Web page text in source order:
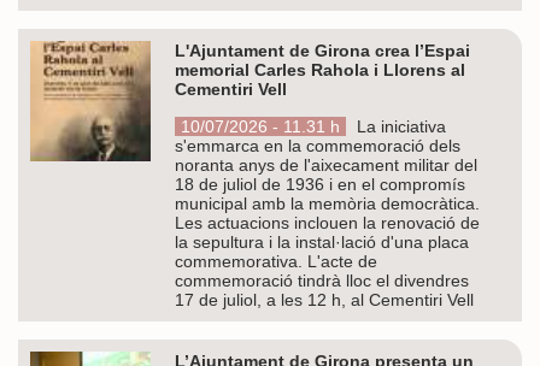
L'Ajuntament de Girona crea l’Espai
memorial Carles Rahola i Llorens al
Cementiri Vell
10/07/2026 - 11.31 h
La iniciativa
s'emmarca en la commemoració dels
noranta anys de l'aixecament militar del
18 de juliol de 1936 i en el compromís
municipal amb la memòria democràtica.
Les actuacions inclouen la renovació de
la sepultura i la instal·lació d'una placa
commemorativa. L'acte de
commemoració tindrà lloc el divendres
17 de juliol, a les 12 h, al Cementiri Vell
L’Ajuntament de Girona presenta un